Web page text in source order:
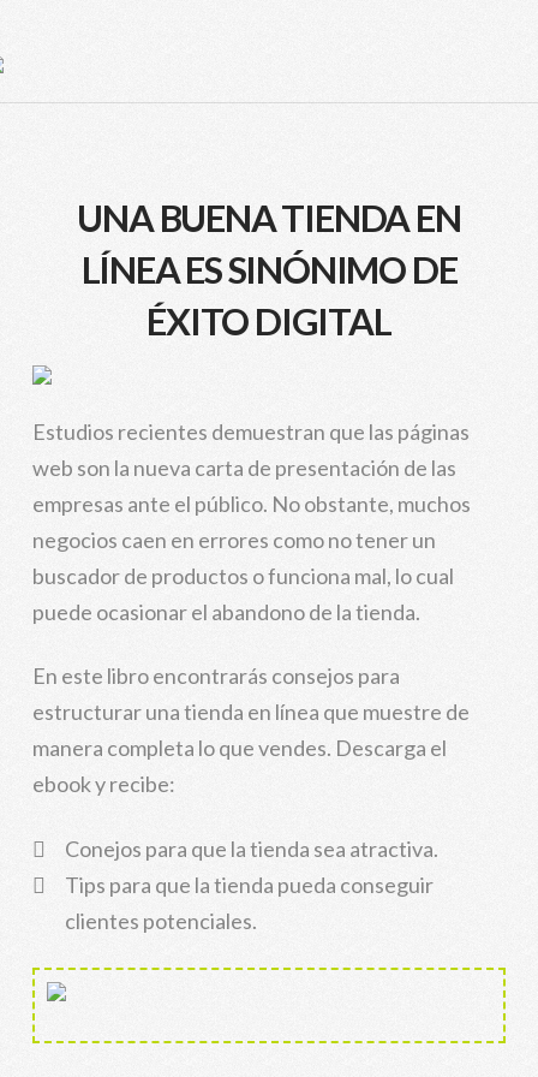
UNA BUENA TIENDA EN
LÍNEA ES SINÓNIMO DE
ÉXITO DIGITAL
Estudios recientes demuestran que las páginas
web son la nueva carta de presentación de las
empresas ante el público. No obstante, muchos
negocios caen en errores como no tener un
buscador de productos o funciona mal, lo cual
puede ocasionar el abandono de la tienda.
En este libro encontrarás consejos para
estructurar una tienda en línea que muestre de
manera completa lo que vendes. Descarga el
ebook y recibe:
Conejos para que la tienda sea atractiva.
Tips para que la tienda pueda conseguir
clientes potenciales.